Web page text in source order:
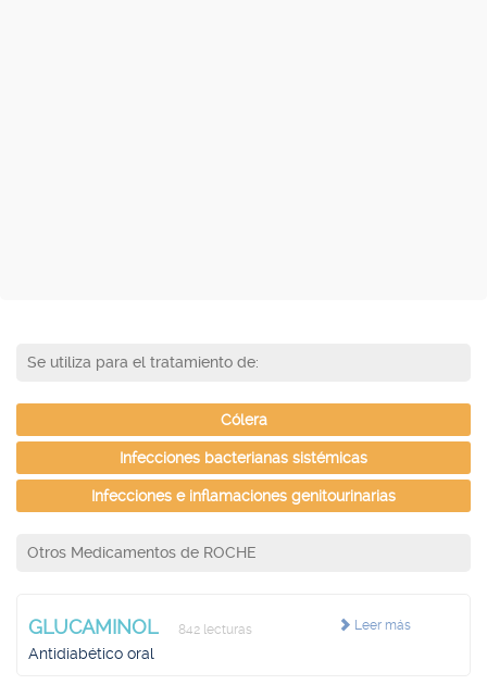
Se utiliza para el tratamiento de:
Cólera
Infecciones bacterianas sistémicas
Infecciones e inflamaciones genitourinarias
Otros Medicamentos de ROCHE
Leer más
GLUCAMINOL 842 lecturas
Antidiabético oral